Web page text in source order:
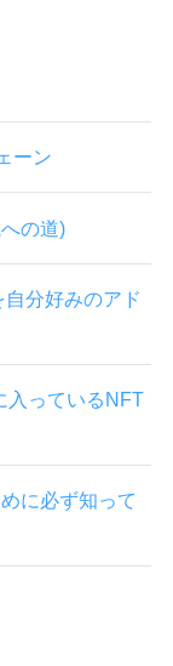
ーン
の道)
分好みのアド
入っているNFT
に必ず知って